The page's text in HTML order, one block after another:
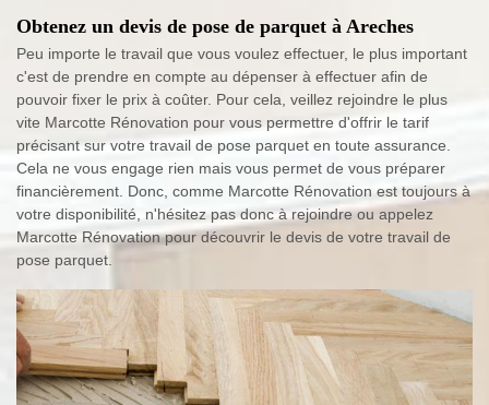
Obtenez un devis de pose de parquet à Areches
Peu importe le travail que vous voulez effectuer, le plus important
c'est de prendre en compte au dépenser à effectuer afin de
pouvoir fixer le prix à coûter. Pour cela, veillez rejoindre le plus
vite Marcotte Rénovation pour vous permettre d'offrir le tarif
précisant sur votre travail de pose parquet en toute assurance.
Cela ne vous engage rien mais vous permet de vous préparer
financièrement. Donc, comme Marcotte Rénovation est toujours à
votre disponibilité, n'hésitez pas donc à rejoindre ou appelez
Marcotte Rénovation pour découvrir le devis de votre travail de
pose parquet.